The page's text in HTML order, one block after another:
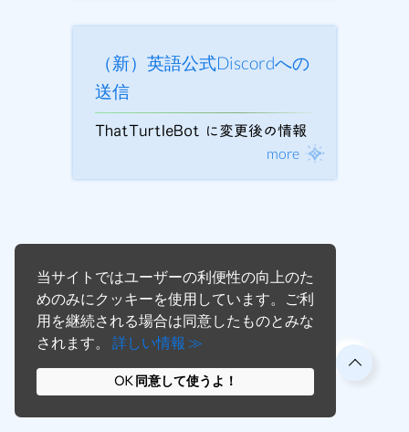
当サイトではユーザーの利便性の向上のた
めのみにクッキーを使用しています。ご利
用を継続される場合は同意したものとみな
されます。 詳しい情報 ≫
OK 同意して使うよ！
（新）英語公式Discordへの
送信
ThatTurtleBot に変更後の情報
more
© 2021 kotoeri